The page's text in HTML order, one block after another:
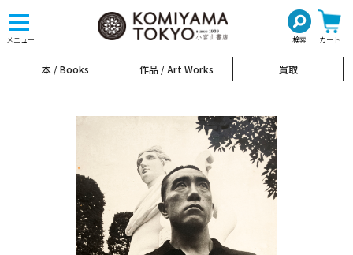
メニュー 検索 カート
toggle
navigation
本 / Books 作品 / Art Works 買取